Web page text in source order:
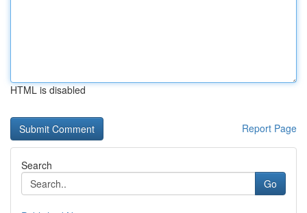
HTML is disabled
Report Page
Search
Go